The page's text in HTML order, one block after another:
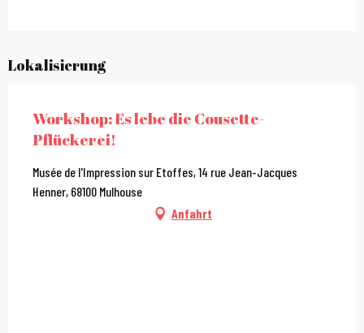
Lokalisierung
Workshop: Es lebe die Cousette-
Pflückerei!
Musée de l'Impression sur Etoffes, 14 rue Jean-Jacques
Henner, 68100 Mulhouse
Anfahrt